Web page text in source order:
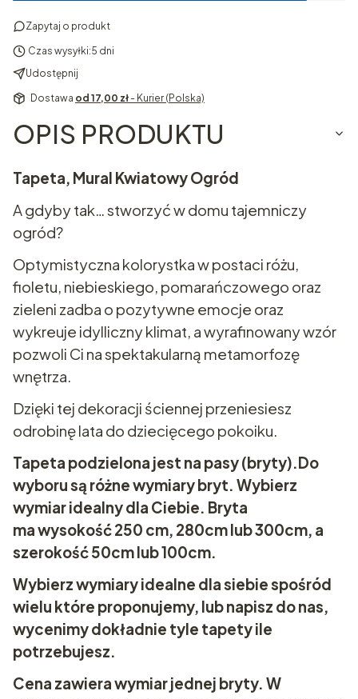
Zapytaj o produkt
Czas wysyłki:5 dni
Udostępnij
Dostawa od 17,00 zł - Kurier (Polska)
OPIS PRODUKTU
Tapeta, Mural Kwiatowy Ogród
A gdyby tak… stworzyć w domu tajemniczy
ogród?
Optymistyczna kolorystka w postaci różu,
fioletu, niebieskiego, pomarańczowego oraz
zieleni zadba o pozytywne emocje oraz
wykreuje idylliczny klimat, a wyrafinowany wzór
pozwoli Ci na spektakularną metamorfozę
wnętrza.
Dzięki tej dekoracji ściennej przeniesiesz
odrobinę lata do dziecięcego pokoiku.
Tapeta podzielona jest na pasy (bryty).Do
wyboru są różne wymiary bryt. Wybierz
wymiar idealny dla Ciebie. Bryta
ma wysokość 250 cm, 280cm lub 300cm, a
szerokość 50cm lub 100cm.
Wybierz wymiary idealne dla siebie spośród
wielu które proponujemy, lub napisz do nas,
wycenimy dokładnie tyle tapety ile
potrzebujesz.
Cena zawiera wymiar jednej bryty. W